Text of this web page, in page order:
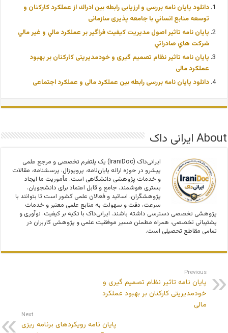
دانلود پایان نامه بررسی و ارزیابی رابطه بین ادراك از عملکرد کارکنان و
توسعه منابع انساني با جامعه پذیری سازمانی
پایان نامه تاثير اصول مديريت كيفيت فراگير بر عملكرد مالي و غير مالي
شركت هاي صادراتي
پایان نامه تاثیر نظام تصمیم گیری و خودمدیریتی کارکنان بر بهبود
عملکرد مالی
دانلود پایان نامه بررسی رابطه بین عملکرد مالی و عملکرد اجتماعی
About ایرانی داک
ایرانی‌داک (IraniDoc) یک پلتفرم تخصصی و مرجع علمی
پیشرو در حوزه ارائه پایان‌نامه، پروپوزال، پرسشنامه، مقالات
و خدمات پژوهشی دانشگاهی است. مأموریت ما ایجاد
بستری هوشمند، جامع و قابل اعتماد برای دانشجویان،
پژوهشگران، اساتید و فعالان علمی کشور است تا بتوانند با
سرعت، دقت و سهولت به منابع علمی معتبر و خدمات
پژوهشی تخصصی دسترسی داشته باشند. ایرانی‌داک با تکیه بر کیفیت، نوآوری و
پشتیبانی تخصصی، همراه مطمئن مسیر موفقیت علمی و پژوهشی کاربران در
تمامی مقاطع تحصیلی است.
Previous
پایان نامه تاثیر نظام تصمیم گیری و
خودمدیریتی کارکنان بر بهبود عملکرد
مالی
Next
پایان نامه رویکردهای برنامه ریزی